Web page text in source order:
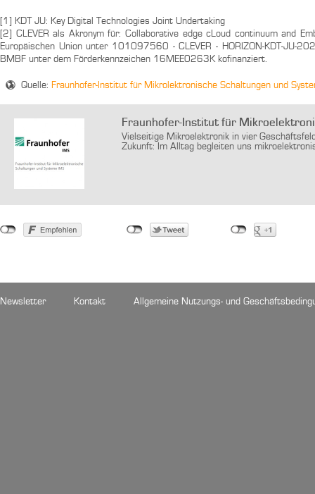
[1] KDT JU: Key Digital Technologies Joint Undertaking
[2] CLEVER als Akronym für: Collaborative edge cLoud continuum and
Europäischen Union unter 101097560 - CLEVER - HORIZON-KDT-JU-
BMBF unter dem Förderkennzeichen 16MEE0263K kofinanziert.
Quelle: Fraunhofer-Institut für Mikrolektronische Schaltungen und
Fraunhofer-Institut für
Vielseitige Mikroelektronik in vier
Zukunft: Im Alltag begleiten uns
Newsletter Kontakt Allgemeine Nutzungs- und